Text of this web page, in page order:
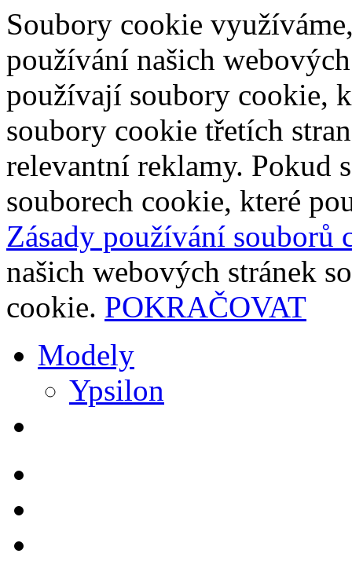
Soubory cookie
používání našich
používají soubory cookie,
soubory cookie třetích
relevantní reklamy. Pokud
souborech cookie, které
Zásady používání souborů
našich webových stránek
cookie. POKRAČOVAT
Modely
Ypsilon